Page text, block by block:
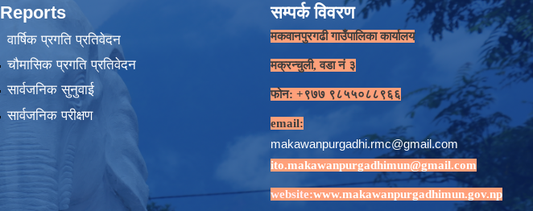
Reports
वार्षिक प्रगति प्रतिवेदन
चौमासिक प्रगति प्रतिवेदन
सार्वजनिक सुनुवाई
सार्वजनिक परीक्षण
सम्पर्क विवरण
मकवानपुरगढी गाउँपालिका कार्यालय
मक्रन्चुली, वडा नं ३
फोन: +९७७ ९८५५०८८९६६
email:
makawanpurgadhi.rmc@gmail.com
ito.makawanpurgadhimun@gmail.com
website:www.makawanpurgadhimun.gov.np